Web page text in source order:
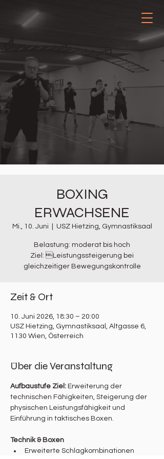
BOXING
ERWACHSENE
Mi., 10. Juni USZ Hietzing, Gymnastiksaal
Belastung: moderat bis hoch
Ziel: Leistungssteigerung bei
gleichzeitiger Bewegungskontrolle
Zeit & Ort
10. Juni 2026, 18:30 – 20:00
USZ Hietzing, Gymnastiksaal, Altgasse 6,
1130 Wien, Österreich
Über die Veranstaltung
Aufbaustufe Ziel: Erweiterung der
technischen Fähigkeiten, Steigerung der
physischen Leistungsfähigkeit und
Einführung in taktisches Boxen.
Technik & Boxen
Erweiterte Schlagkombinationen